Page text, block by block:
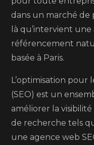
dans un marché de
là qu’intervient
référencement
basée à Paris.
L’optimisation pour
(SEO) est un
améliorer la
de recherche tels
une agence web